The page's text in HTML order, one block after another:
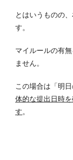
とはいうものの
す。
マイルールの有
ません。
この場合は「明
体的な提出日時
す。